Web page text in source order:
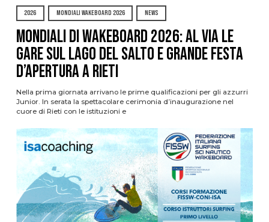
2026 MONDIALI WAKEBOARD 2026 NEWS
Mondiali di Wakeboard 2026: al via le
gare sul Lago del Salto e grande festa
d’apertura a Rieti
Nella prima giornata arrivano le prime qualificazioni per gli azzurri
Junior. In serata la spettacolare cerimonia d’inaugurazione nel
cuore di Rieti con le istituzioni e